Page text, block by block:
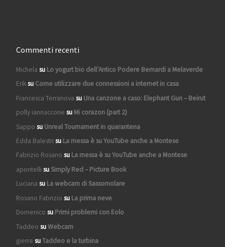
Commenti recenti
Michela su Lo yogurt bio dell’Antico Podere Bernardi a Melaverde
Eriksu Come utilizzare due connessioni a internet in casa
Francesca Terranova su Una canzone a caso: Elephant Gun – Beirut
polly iannaccone su Mi corazon (part 2)
Sappo su Unreal Tournament in quarantena
Edda Balestri su La messa è su YouTube anche a Montese
Fabrizio Rosano su La messa è su YouTube anche a Montese
apontelli suSimply Red – Picture Book
Luciana su La webcam di Sassomolare
Rosano Fabrizio su La prima neve
Domenico su Primi problemi con Eolo
Taddeo suWebcam
gierre suTaddeo e la turbina